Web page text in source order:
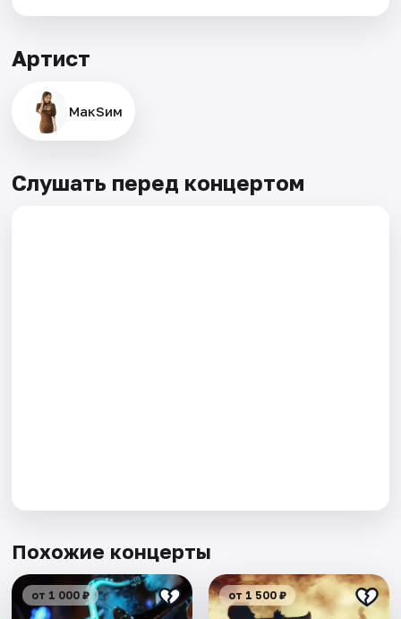
Артист
МакSим
Слушать перед концертом
Похожие концерты
от 1 000 ₽ от 1 500 ₽